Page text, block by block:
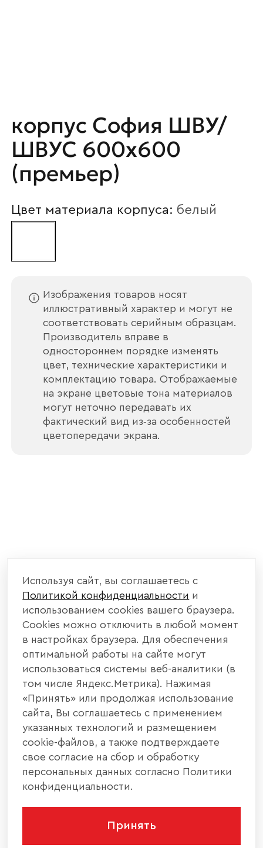
корпус София ШВУ/
ШВУС 600х600
(премьер)
Цвет материала корпуса: белый
Изображения товаров носят
иллюстративный характер и могут не
соответствовать серийным образцам.
Производитель вправе в
одностороннем порядке изменять
цвет, технические характеристики и
комплектацию товара. Отображаемые
на экране цветовые тона материалов
могут неточно передавать их
фактический вид из‑за особенностей
цветопередачи экрана.
Номер телефона
компании
Отправить
Согласен сполитикой конфиденциальности
и обработкой данных.
Используя сайт, вы соглашаетесь с
Политикой конфиденциальности и
использованием cookies вашего браузера.
Cookies можно отключить в любой момент
в настройках браузера. Для обеспечения
оптимальной работы на сайте могут
использоваться системы веб-аналитики (в
том числе Яндекс.Метрика). Нажимая
«Принять» или продолжая использование
сайта, Вы соглашаетесь с применением
указанных технологий и размещением
cookie-файлов, а также подтверждаете
свое согласие на сбор и обработку
персональных данных согласно Политики
конфиденциальности.
Принять